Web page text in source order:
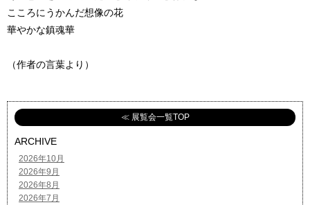
こころにうかんだ想像の花
華やかな鎮魂華
（作者の言葉より）
≪ 展覧会一覧TOP
ARCHIVE
2026年10月
2026年9月
2026年8月
2026年7月